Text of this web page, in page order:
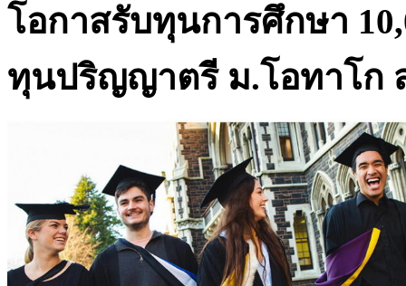
โอกาสรับทุนการศึกษา 10
ทุนปริญญาตรี ม.โอทาโก